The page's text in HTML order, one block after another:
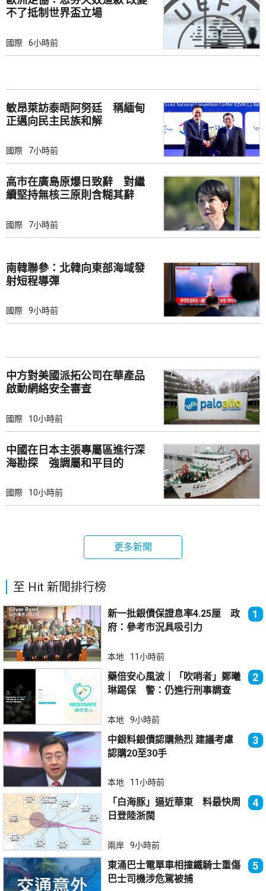
不了抵制世界盃立場
國際 6小時前
敏昂萊訪泰晤阿努廷 稱緬甸
正邁向民主民族和解
國際 7小時前
高市在廣島原爆日致辭 對繼
續堅持無核三原則含糊其辭
國際 7小時前
南韓聯參：北韓向東部海域發
射短程導彈
國際 9小時前
中方對美國派拓公司在華產品
啟動網絡安全審查
國際 10小時前
中國在日本主張專屬區進行深
海勘探 強調屬和平目的
國際 10小時前
更多新聞
至 Hit 新聞排行榜
新一批銀債保證息率4.25厘 政
府：參考市況具吸引力
1
本地 11小時前
藥倍安心風波｜「吹哨者」鄭曦
琳踢保 警：仍進行刑事調查
2
本地 9小時前
中銀料銀債認購熱烈 建議考慮
認購20至30手
3
本地 11小時前
「白海豚」逼近華東 料最快周
日登陸浙閩
4
兩岸 9小時前
東涌巴士電單車相撞鐵騎士重傷
巴士司機涉危駕被捕
5